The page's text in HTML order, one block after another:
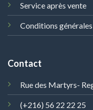
Service après vente
Conditions
Contact
Rue des Martyrs-
(+216) 56 22 22 25